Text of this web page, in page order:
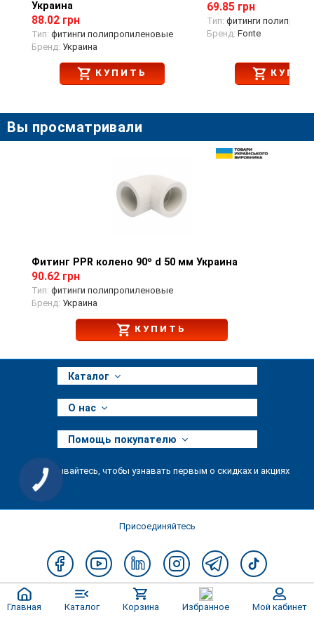
Украина
88.02 грн
Тип: фитинги полипропиленовые
Бренд: Украина
КУПИТЬ
69.85 грн
Тип: фитинги
Бренд: Fonte
Вы просматривали
Просмотр товара
Фитинг PPR колено 90º d 50 мм Украина
90.62 грн
Тип: фитинги полипропиленовые
Бренд: Украина
КУПИТЬ
Каталог
О нас
Помощь покупателю
Подписывайтесь, чтобы узнавать первым о скидках и акциях
Присоединяйтесь
Главная Каталог Корзина Избранное Мой кабинет
КНОПКА
ЗВ'ЯЗКУ